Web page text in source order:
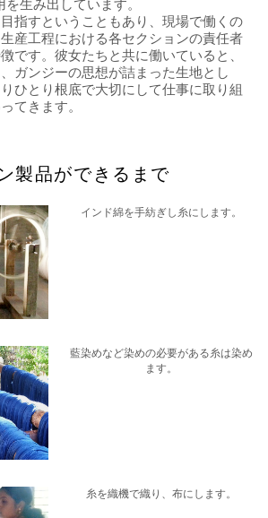
生み出しています。
指すということもあり、現場で働くの
産工程における各セクションの責任者
です。彼女たちと共に働いていると、
ガンジーの思想が詰まった生地とし
ひとり根底で大切にして仕事に取り組
てきます。
製品ができるまで
インド綿を手紡ぎし糸にします。
藍染めなど染めの必要がある糸は染め
ます。
糸を織機で織り、布にします。